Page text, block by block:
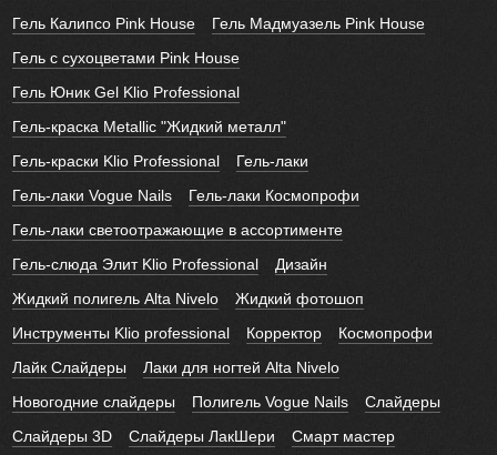
Гель Калипсо Pink House
Гель Мадмуазель Pink House
Гель с сухоцветами Pink House
Гель Юник Gel Klio Professional
Гель-краска Metallic "Жидкий металл"
Гель-краски Klio Professional
Гель-лаки
Гель-лаки Vogue Nails
Гель-лаки Космопрофи
Гель-лаки светоотражающие в ассортименте
Гель-слюда Элит Klio Professional
Дизайн
Жидкий полигель Alta Nivelo
Жидкий фотошоп
Инструменты Klio professional
Корректор
Космопрофи
Лайк Слайдеры
Лаки для ногтей Alta Nivelo
Новогодние слайдеры
Полигель Vogue Nails
Слайдеры
Слайдеры 3D
Слайдеры ЛакШери
Смарт мастер